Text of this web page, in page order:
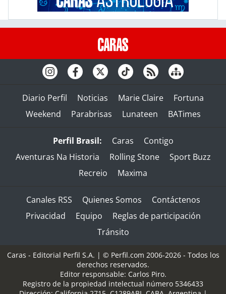
Diario Perfil Noticias Marie Claire
Fortuna
Weekend
Parabrisas Lunateen BATimes
Perfil Brasil: Caras
Contigo
Aventuras Na Historia
Rolling Stone
Sport Buzz
Recreio
Maxima
Canales RSS Quienes Somos
Contáctenos
Privacidad
Equipo
Reglas de participación
Tránsito
Caras - Editorial Perfil S.A. | © Perfil.com 2006-2026 - Todos los
derechos reservados.
Editor responsable: Carlos Piro.
Registro de la propiedad intelectual número 5346433